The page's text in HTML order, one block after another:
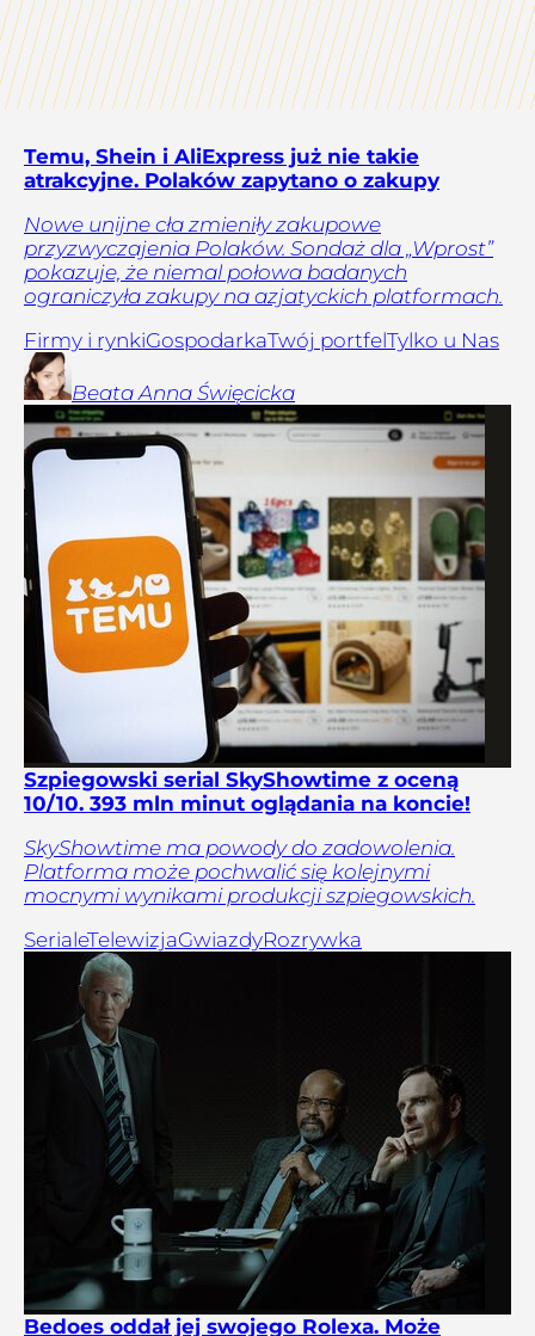
Temu, Shein i AliExpress już nie takie
atrakcyjne. Polaków zapytano o zakupy
Nowe unijne cła zmieniły zakupowe
przyzwyczajenia Polaków. Sondaż dla „Wprost”
pokazuje, że niemal połowa badanych
ograniczyła zakupy na azjatyckich platformach.
Firmy i rynkiGospodarkaTwój portfelTylko u Nas
Beata Anna Święcicka
Szpiegowski serial SkyShowtime z oceną
10/10. 393 mln minut oglądania na koncie!
SkyShowtime ma powody do zadowolenia.
Platforma może pochwalić się kolejnymi
mocnymi wynikami produkcji szpiegowskich.
SerialeTelewizjaGwiazdyRozrywka
Bedoes oddał jej swojego Rolexa. Może